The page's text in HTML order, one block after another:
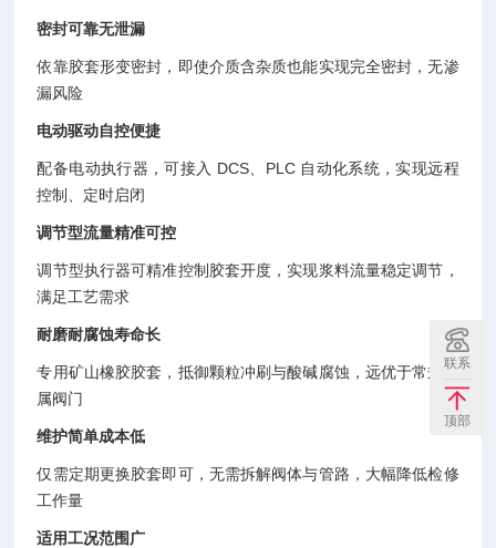
密封可靠无泄漏
依靠胶套形变密封，即使介质含杂质也能实现完全密封，无渗
漏风险
电动驱动自控便捷
配备电动执行器，可接入 DCS、PLC 自动化系统，实现远程
控制、定时启闭
调节型流量精准可控
调节型执行器可精准控制胶套开度，实现浆料流量稳定调节，
满足工艺需求
耐磨耐腐蚀寿命长
专用矿山橡胶胶套，抵御颗粒冲刷与酸碱腐蚀，远优于常规金
属阀门
维护简单成本低
仅需定期更换胶套即可，无需拆解阀体与管路，大幅降低检修
工作量
适用工况范围广
联系
顶部